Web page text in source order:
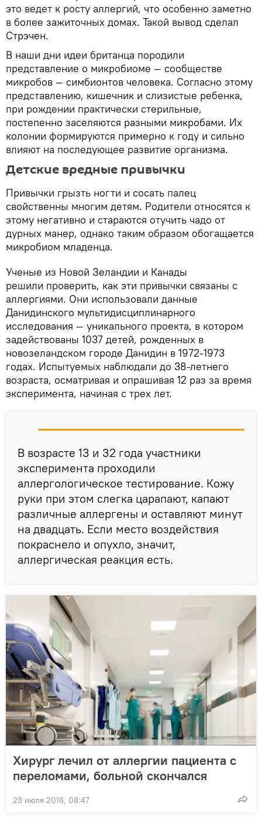
это ведет к росту аллергий, что особенно заметно
в более зажиточных домах. Такой вывод сделал
Стрэчен.
В наши дни идеи британца породили
представление о микробиоме — сообществе
микробов — симбионтов человека. Согласно этому
представлению, кишечник и слизистые ребенка,
при рождении практически стерильные,
постепенно заселяются разными микробами. Их
колонии формируются примерно к году и сильно
влияют на последующее развитие организма.
Детские вредные привычки
Привычки грызть ногти и сосать палец
свойственны многим детям. Родители относятся к
этому негативно и стараются отучить чадо от
дурных манер, однако таким образом обогащается
микробиом младенца.
Ученые из Новой Зеландии и Канады
решили проверить, как эти привычки связаны с
аллергиями. Они использовали данные
Данидинского мультидисциплинарного
исследования — уникального проекта, в котором
задействованы 1037 детей, рожденных в
новозеландском городе Данидин в 1972-1973
годах. Испытуемых наблюдали до 38-летнего
возраста, осматривая и опрашивая 12 раз за время
эксперимента, начиная с трех лет.
В возрасте 13 и 32 года участники
эксперимента проходили
аллергологическое тестирование. Кожу
руки при этом слегка царапают, капают
различные аллергены и оставляют минут
на двадцать. Если место воздействия
покраснело и опухло, значит,
аллергическая реакция есть.
Хирург лечил от аллергии пациента с
переломами, больной скончался
23 июля 2016, 08:47